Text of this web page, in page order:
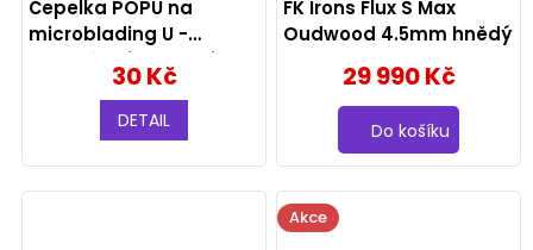
Čepelka POPU na
microblading U -
Jednořadé zahnuté
30 Kč
DETAIL
FK Irons Flux S Max
Oudwood 4.5mm hnědý
29 990 Kč
Do košíku
Akce